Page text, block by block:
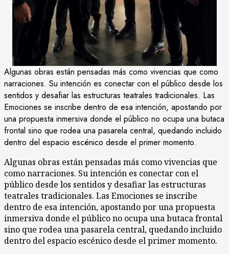
Algunas obras están pensadas más como vivencias que como
narraciones. Su intención es conectar con el público desde los
sentidos y desafiar las estructuras teatrales tradicionales. Las
Emociones se inscribe dentro de esa intención, apostando por
una propuesta inmersiva donde el público no ocupa una butaca
frontal sino que rodea una pasarela central, quedando incluido
dentro del espacio escénico desde el primer momento.
Algunas obras están pensadas más como vivencias que
como narraciones. Su intención es conectar con el
público desde los sentidos y desafiar las estructuras
teatrales tradicionales. Las Emociones se inscribe
dentro de esa intención, apostando por una propuesta
inmersiva donde el público no ocupa una butaca frontal
sino que rodea una pasarela central, quedando incluido
dentro del espacio escénico desde el primer momento.